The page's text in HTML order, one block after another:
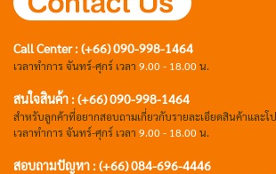
Call Center : (+66) 090-998-1464
เวลาทำการ จันทร์-ศุกร์ เวลา 9.00 - 18.00 น.
สนใจสินค้า : (+66) 090-998-1464
สำหรับลูกค้าที่อยากสอบถามเกี่ยวกับรายละเอียดสินค้าและโ
เวลาทำการ จันทร์-ศุกร์ เวลา 9.00 - 18.00 น.
สอบถามปัญหา : (+66)084-696-4446